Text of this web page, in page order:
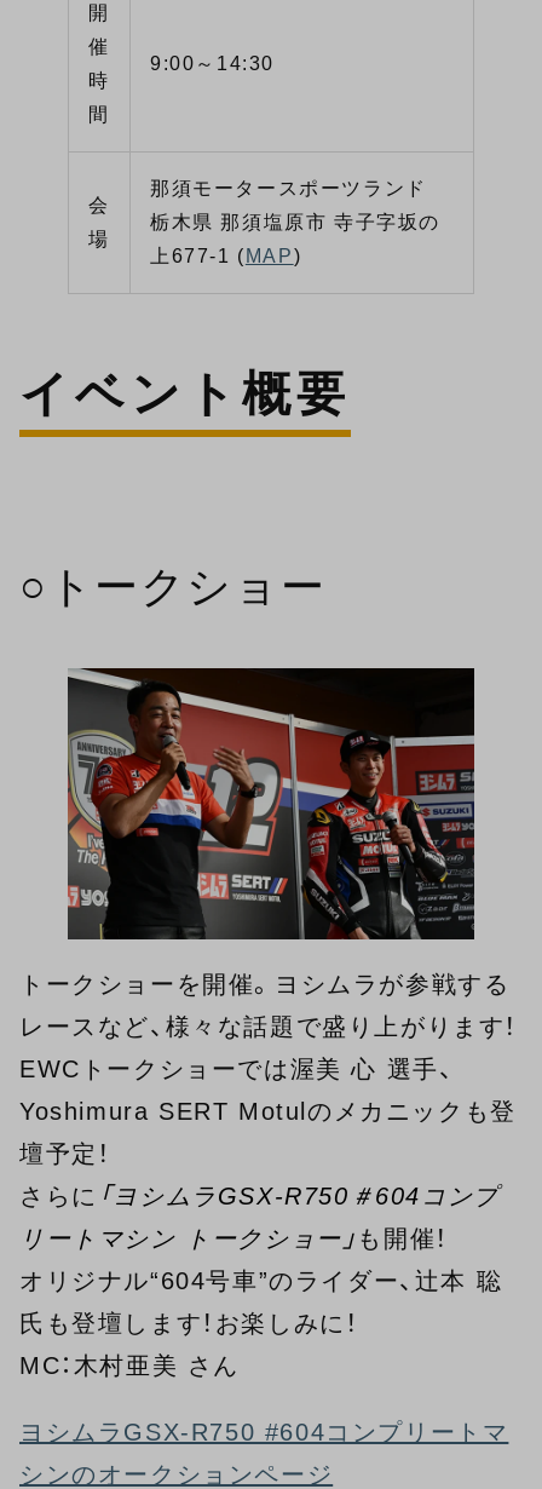
開
催
時
間
9:00～14:30
会
場
那須モータースポーツランド
栃木県 那須塩原市 寺子字坂の
上677-1 ( MAP)
イベント概要
○トークショー
トークショーを開催。ヨシムラが参戦する
レースなど、様々な話題で盛り上がります！
EWCトークショーでは渥美 心 選手、
Yoshimura SERT Motulのメカニックも登
壇予定！
さらに 「ヨシムラGSX-R750＃604コンプ
リートマシン トークショー」 も開催！
オリジナル“604号車”のライダー、辻本 聡
氏も登壇します！お楽しみに！
MC：木村亜美 さん
ヨシムラGSX-R750 #604コンプリートマ
シンのオークションページ